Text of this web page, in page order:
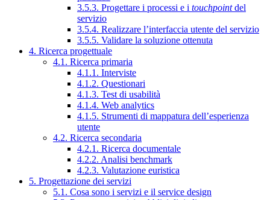
3.5.3. Progettare i processi e i touchpointdel
servizio
3.5.4. Realizzare l’interfaccia utente del servizio
3.5.5. Validare la soluzione ottenuta
4. Ricerca progettuale
4.1. Ricerca primaria
4.1.1. Interviste
4.1.2. Questionari
4.1.3. Test di usabilità
4.1.4. Web analytics
4.1.5. Strumenti di mappatura dell’esperienza
utente
4.2. Ricerca secondaria
4.2.1. Ricerca documentale
4.2.2. Analisi benchmark
4.2.3. Valutazione euristica
5. Progettazione dei servizi
5.1. Cosa sono i servizi e il service design